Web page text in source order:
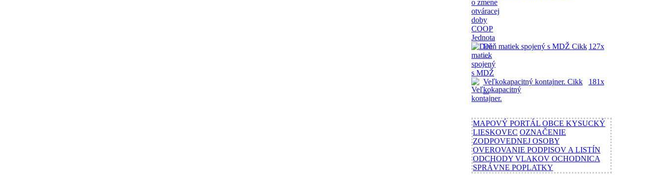
Deň matiek spojený s MDŽ Cikk
...
127x
Veľkokapacitný kontajner. Cikk
...
181x
MAPOVÝ PORTÁL OBCE KYSUCKÝ
LIESKOVEC OZNAČENIE
ZODPOVEDNEJ OSOBY
OVEROVANIE PODPISOV A LISTÍN
ODCHODY VLAKOV OCHODNICA
SPRÁVNE POPLATKY